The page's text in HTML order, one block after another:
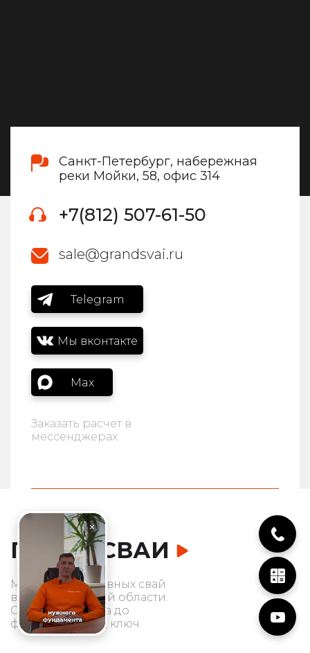
Санкт-Петербург, набережная
реки Мойки, 58, офис 314
+7(812) 507-61-50
sale@grandsvai.ru
Telegram
Мы вконтакте
Max
Заказать расчет в
мессенджерах
ГРАНД СВАИ
Монтаж жб забивных свай
в Ленинградской области.
От производства до
фундамента под ключ.